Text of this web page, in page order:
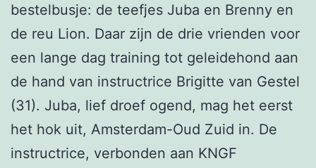
bestelbusje: de teefjes Juba en Brenny en
de reu Lion. Daar zijn de drie vrienden voor
een lange dag training tot geleidehond aan
de hand van instructrice Brigitte van Gestel
(31). Juba, lief droef ogend, mag het eerst
het hok uit, Amsterdam-Oud Zuid in. De
instructrice, verbonden aan KNGF